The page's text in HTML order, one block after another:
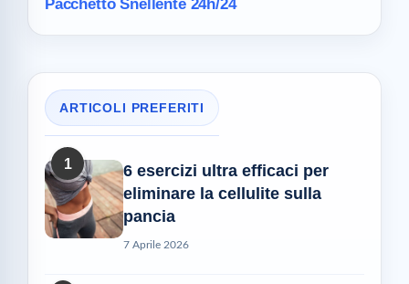
Pacchetto Snellente 24h/24
ARTICOLI PREFERITI
1
6 esercizi ultra efficaci per
eliminare la cellulite sulla
pancia
7 Aprile 2026